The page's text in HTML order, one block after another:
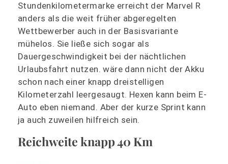
Stundenkilometermarke erreicht der Marvel R
anders als die weit früher abgeregelten
Wettbewerber auch in der Basisvariante
mühelos. Sie ließe sich sogar als
Dauergeschwindigkeit bei der nächtlichen
Urlaubsfahrt nutzen. wäre dann nicht der Akku
schon nach einer knapp dreistelligen
Kilometerzahl leergesaugt. Hexen kann beim E-
Auto eben niemand. Aber der kurze Sprint kann
ja auch zuweilen hilfreich sein.
Reichweite knapp 40 Km